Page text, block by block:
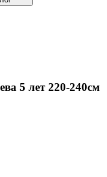
5 лет 220-240см